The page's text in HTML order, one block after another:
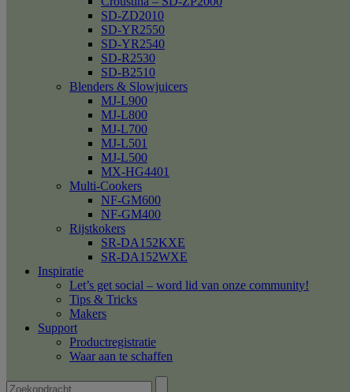
SD-ZD2010
SD-YR2550
SD-YR2540
SD-R2530
SD-B2510
Blenders & Slowjuicers
MJ-L900
MJ-L800
MJ-L700
MJ-L501
MJ-L500
MX-HG4401
Multi-Cookers
NF-GM600
NF-GM400
Rijstkokers
SR-DA152KXE
SR-DA152WXE
Inspiratie
Let’s get social – word lid van onze community!
Tips & Tricks
Makers
Support
Productregistratie
Waar aan te schaffen